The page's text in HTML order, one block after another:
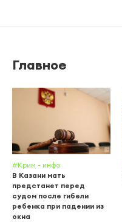
Главное
#Крим - инфо
В Казани мать
предстанет перед
судом после гибели
ребенка при падении из
окна